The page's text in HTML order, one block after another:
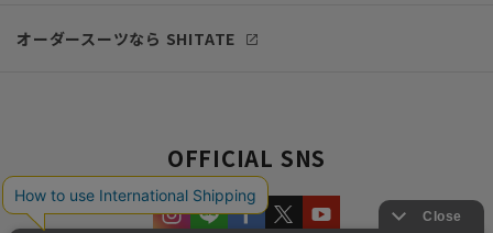
オーダースーツなら SHITATE
OFFICIAL SNS